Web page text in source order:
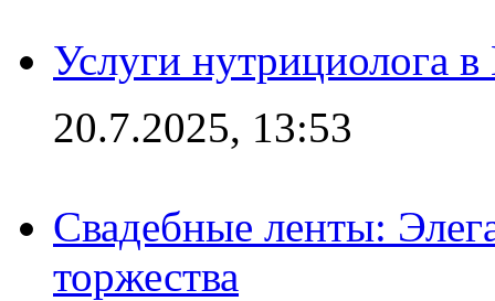
Услуги нутрициолога
20.7.2025, 13:53
Свадебные ленты:
торжества